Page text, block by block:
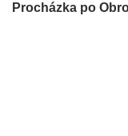
Procházka po